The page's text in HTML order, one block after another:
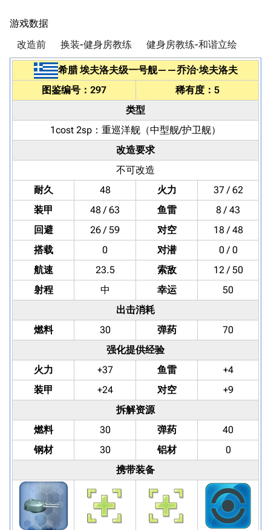
游戏数据
改造前 换装-健身房教练 健身房教练-和谐立绘
希腊 埃夫洛夫级一号舰——乔治·埃夫洛夫
图鉴编号：297
稀有度：5
类型
1cost 2sp： 重巡洋舰 （中型舰/护卫舰）
改造要求
不可改造
耐久
48 火力
37 / 62
装甲
48 / 63 鱼雷
8 / 43
回避
26 / 59 对空
18 / 48
搭载
0 对潜
0 / 0
航速
23.5 索敌
12 / 50
射程
中 幸运
50
出击消耗
燃料
30 弹药
70
强化提供经验
火力
+37 鱼雷
+4
装甲
+24 对空
+9
拆解资源
燃料
30 弹药
40
钢材
30 铝材
0
携带装备